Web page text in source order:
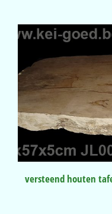
versteend houten